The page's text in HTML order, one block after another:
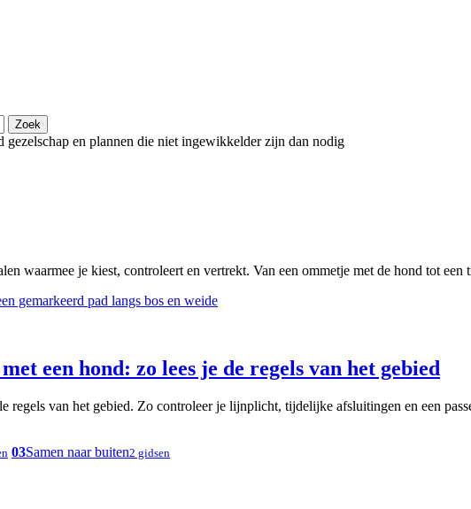
Zoek
gezelschap en plannen die niet ingewikkelder zijn dan nodig
waarmee je kiest, controleert en vertrekt. Van een ommetje met de hond tot een
een hond: zo lees je de regels van het gebied
regels van het gebied. Zo controleer je lijnplicht, tijdelijke afsluitingen en een
03Samen naar buiten2 gidsen